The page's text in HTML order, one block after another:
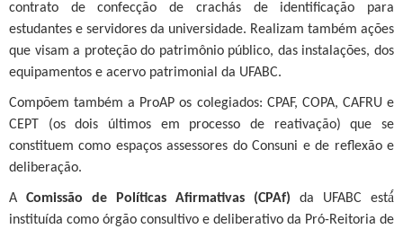
contrato de confecção de crachás de identificação para
estudantes e servidores da universidade. Realizam também ações
que visam a proteção do patrimônio público, das instalações, dos
equipamentos e acervo patrimonial da UFABC.
Compõem também a ProAP os colegiados: CPAF, COPA, CAFRU e
CEPT (os dois últimos em processo de reativação) que se
constituem como espaços assessores do Consuni e de reflexão e
deliberação.
A Comissão de Políticas Afirmativas (CPAf) da UFABC está́
instituída como órgão consultivo e deliberativo da Pró-Reitoria de